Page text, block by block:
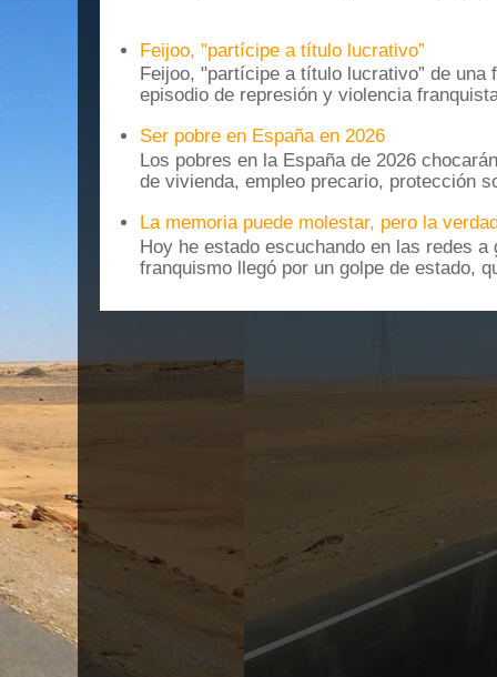
Feijoo, "partícipe a título lucrativo”
Feijoo, "partícipe a título lucrativo” de una
episodio de represión y violencia
Ser pobre en España en 2026
Los pobres en la España de 2026
de vivienda, empleo precario, protección
La memoria puede molestar, pero la
Hoy he estado escuchando en las redes a
franquismo llegó por un golpe de estado,